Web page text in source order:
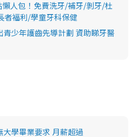
人包！免費洗牙/補牙/剝牙/杜
者福利/學童牙科保健
青少年護齒先導計劃 資助睇牙醫
大學畢業要求 月薪超過